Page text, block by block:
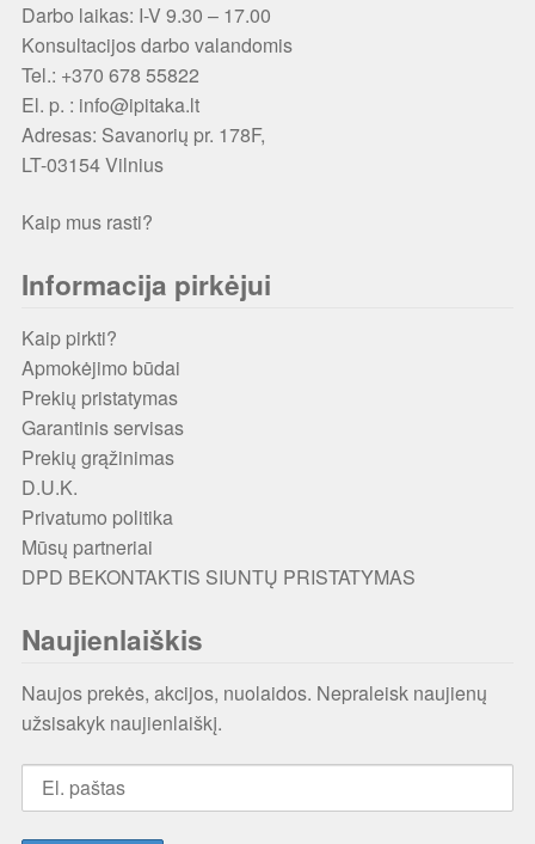
Darbo laikas: I-V 9.30 – 17.00
Konsultacijos darbo valandomis
Tel.: +370 678 55822
El. p. : info@ipitaka.lt
Adresas: Savanorių pr. 178F,
LT-03154 Vilnius
Kaip mus rasti?
Informacija pirkėjui
Kaip pirkti?
Apmokėjimo būdai
Prekių pristatymas
Garantinis servisas
Prekių grąžinimas
D.U.K.
Privatumo politika
Mūsų partneriai
DPD BEKONTAKTIS SIUNTŲ PRISTATYMAS
Naujienlaiškis
Naujos prekės, akcijos, nuolaidos. Nepraleisk naujienų
užsisakyk naujienlaiškį.